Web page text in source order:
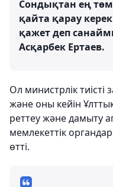
Сондықтан ең
қайта қарау
қажет деп
Асқарбек Ертаев.
Ол министрлік
және оны кейін
реттеу және дамыту
мемлекеттік
өтті.